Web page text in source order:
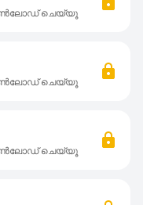
ചെയ്യൂ
ചെയ്യൂ
ചെയ്യൂ